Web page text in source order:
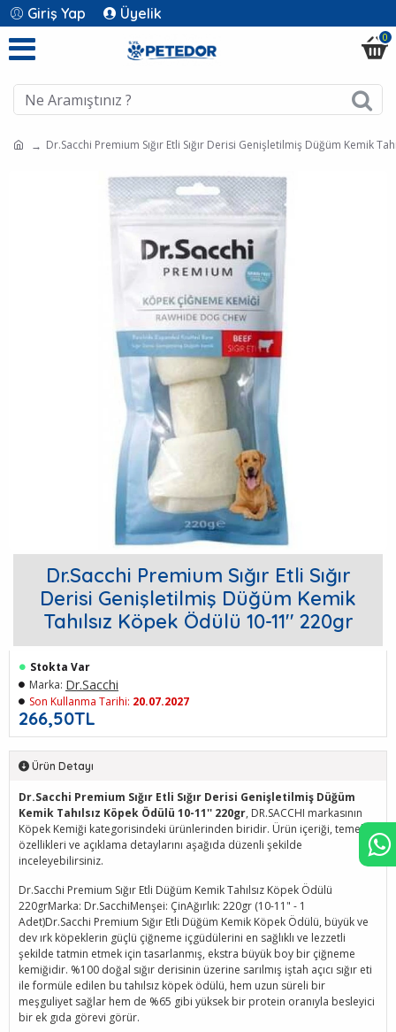
Giriş Yap Üyelik
0
Dr.Sacchi Premium Sığır Etli Sığır Derisi Genişletilmiş Düğüm Kemik
Dr.Sacchi Premium Sığır Etli Sığır
Derisi Genişletilmiş Düğüm Kemik
Tahılsız Köpek Ödülü 10-11'' 220gr
266,50TL
Stokta Var
Marka: Dr.Sacchi
Son Kullanma Tarihi: 20.07.2027
Ürün Detayı
Dr.Sacchi Premium Sığır Etli Sığır Derisi Genişletilmiş Düğüm
Kemik Tahılsız Köpek Ödülü 10-11'' 220gr, DR.SACCHI markasının
Köpek Kemiği kategorisindeki ürünlerinden biridir. Ürün içeriği, temel
özellikleri ve açıklama detaylarını aşağıda düzenli şekilde
inceleyebilirsiniz.
Dr.Sacchi Premium Sığır Etli Düğüm Kemik Tahılsız Köpek Ödülü
220grMarka: Dr.SacchiMenşei: ÇinAğırlık: 220gr (10-11" - 1
Adet)Dr.Sacchi Premium Sığır Etli Düğüm Kemik Köpek Ödülü, büyük ve
dev ırk köpeklerin güçlü çiğneme içgüdülerini en sağlıklı ve lezzetli
şekilde tatmin etmek için tasarlanmış, ekstra büyük boy bir çiğneme
kemiğidir. %100 doğal sığır derisinin üzerine sarılmış iştah açıcı sığır eti
ile formüle edilen bu tahılsız köpek ödülü, hem uzun süreli bir
meşguliyet sağlar hem de %65 gibi yüksek bir protein oranıyla besleyici
bir ek gıda görevi görür.